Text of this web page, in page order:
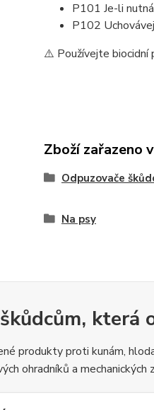
P101 Je-li
P102
⚠️ Používejte biocidní
Zboží zařazeno
Odpuzovače
Na psy
která
produkty proti kunám,
ohradníků a mechanických